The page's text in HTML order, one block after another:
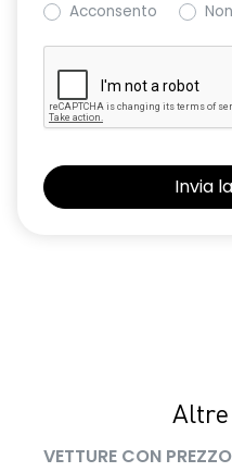
Acconsento
VETTURE CON